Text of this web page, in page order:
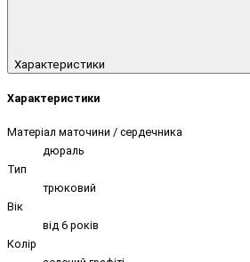
Характеристики
Характеристики
Матеріал маточини / сердечника
дюраль
Тип
трюковий
Вік
від 6 років
Колір